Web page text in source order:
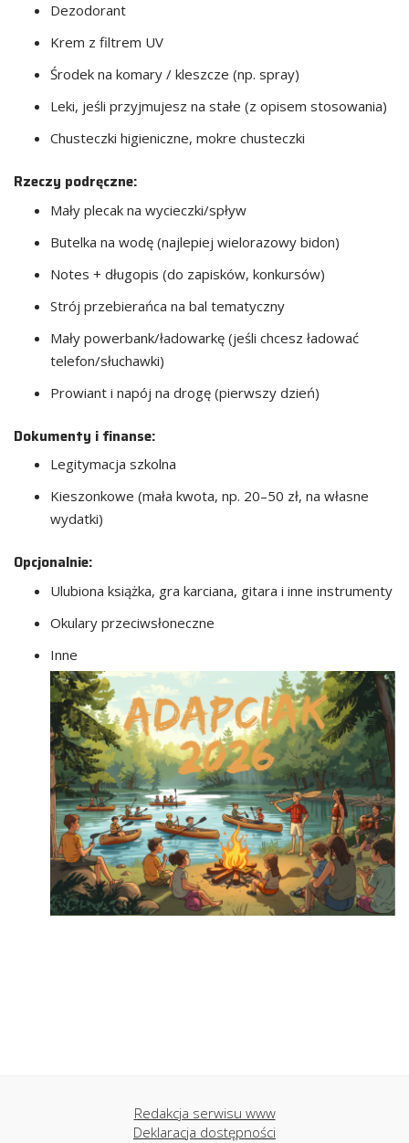
Dezodorant
Krem z filtrem UV
Środek na komary / kleszcze (np. spray)
Leki, jeśli przyjmujesz na stałe (z opisem stosowania)
Chusteczki higieniczne, mokre chusteczki
Rzeczy podręczne:
Mały plecak na wycieczki/spływ
Butelka na wodę (najlepiej wielorazowy bidon)
Notes + długopis (do zapisków, konkursów)
Strój przebierańca na bal tematyczny
Mały powerbank/ładowarkę (jeśli chcesz ładować
telefon/słuchawki)
Prowiant i napój na drogę (pierwszy dzień)
Dokumenty i finanse:
Legitymacja szkolna
Kieszonkowe (mała kwota, np. 20–50 zł, na własne
wydatki)
Opcjonalnie:
Ulubiona książka, gra karciana, gitara i inne instrumenty
Okulary przeciwsłoneczne
Inne
Redakcja serwisu www
Deklaracja dostępności